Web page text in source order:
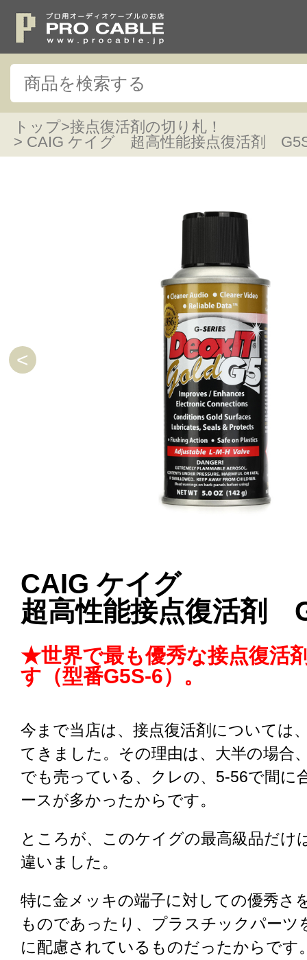
トップ>接点復活剤の切り札！
> CAIG ケイグ 超高性能接点復活剤
CAIG ケイグ
超高性能接点復活剤
★世界で最も優秀な接点復活
す（型番G5S-6）。
今まで当店は、接点復活剤については
てきました。その理由は、大半の場合
でも売っている、クレの、5-56で間に
ースが多かったからです。
ところが、このケイグの最高級品だけ
違いました。
特に金メッキの端子に対しての優秀さ
ものであったり、プラスチックパーツ
に配慮されているものだったからです